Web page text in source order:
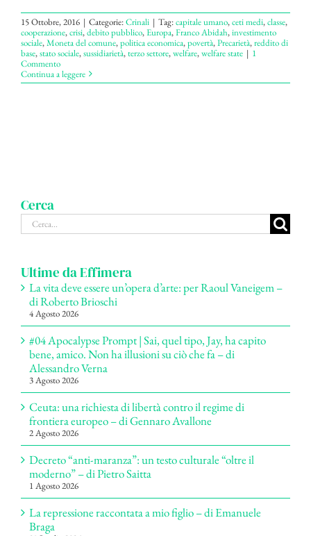
15 Ottobre, 2016 | Categorie:Crinali | Tag:capitale umano,ceti medi,classe,
cooperazione,crisi,debito pubblico,Europa,Franco Abidah,investimento
sociale,Moneta del comune,politica economica,povertà,Precarietà,reddito di
base,stato sociale,sussidiarietà,terzo settore,welfare,welfare state | 1
Commento
Continua a leggere
Cerca
Cerca
per:
Ultime da Effimera
La vita deve essere un’opera d’arte: per Raoul Vaneigem –
di Roberto Brioschi
4 Agosto 2026
#04 Apocalypse Prompt | Sai, quel tipo, Jay, ha capito
bene, amico. Non ha illusioni su ciò che fa – di
Alessandro Verna
3 Agosto 2026
Ceuta: una richiesta di libertà contro il regime di
frontiera europeo – di Gennaro Avallone
2 Agosto 2026
Decreto “anti-maranza”: un testo culturale “oltre il
moderno” – di Pietro Saitta
1 Agosto 2026
La repressione raccontata a mio figlio – di Emanuele
Braga